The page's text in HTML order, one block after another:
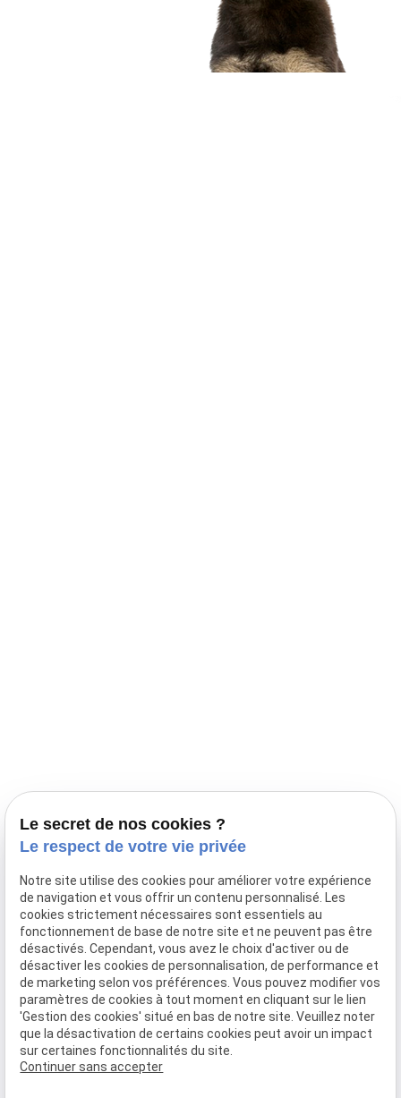
03 28 68 82 00
06 80 84 45 90
Adresse
10, chemin de Cassel
59470 BOLLEZEELE
Horaires
09:00 - 17:00
Lundi - Samedi
Le secret de nos cookies ?
Le respect de votre vie privée
Notre site utilise des cookies pour améliorer votre expérience
de navigation et vous offrir un contenu personnalisé. Les
cookies strictement nécessaires sont essentiels au
fonctionnement de base de notre site et ne peuvent pas être
désactivés. Cependant, vous avez le choix d'activer ou de
désactiver les cookies de personnalisation, de performance et
de marketing selon vos préférences. Vous pouvez modifier vos
paramètres de cookies à tout moment en cliquant sur le lien
'Gestion des cookies' situé en bas de notre site. Veuillez noter
que la désactivation de certains cookies peut avoir un impact
sur certaines fonctionnalités du site.
Continuer sans accepter